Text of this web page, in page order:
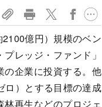
億円）規模のベン
レッジ・ファンド」
の企業に投資する。他
ロ）とする目標の達成
再生などのプロジェ